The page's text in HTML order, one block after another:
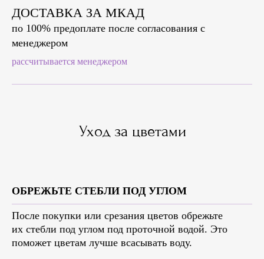
ДОСТАВКА ЗА МКАД
по 100% предоплате после согласования с
менеджером
рассчитывается менеджером
Уход за цветами
ОБРЕЖЬТЕ СТЕБЛИ ПОД УГЛОМ
После покупки или срезания цветов обрежьте
их стебли под углом под проточной водой. Это
поможет цветам лучше всасывать воду.